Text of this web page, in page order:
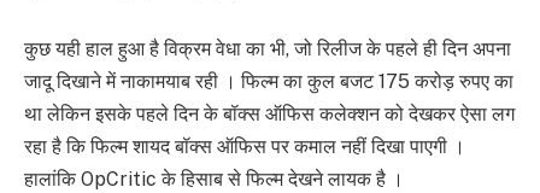
कुछ यही हाल हुआ है विक्रम वेधा का भी, जो रिलीज के पहले ही दिन अपना
जादू दिखाने में नाकामयाब रही । फिल्म का कुल बजट 175 करोड़ रुपए का
था लेकिन इसके पहले दिन के बॉक्स ऑफिस कलेक्शन को देखकर ऐसा लग
रहा है कि फिल्म शायद बॉक्स ऑफिस पर कमाल नहीं दिखा पाएगी ।
हालांकि OpCritic के हिसाब से फिल्म देखने लायक है ।